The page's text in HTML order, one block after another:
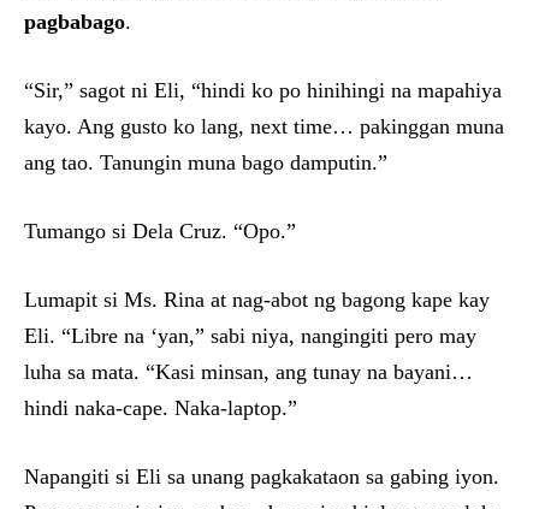
pagbabago.
“Sir,” sagot ni Eli, “hindi ko po hinihingi na mapahiya
kayo. Ang gusto ko lang, next time… pakinggan muna
ang tao. Tanungin muna bago damputin.”
Tumango si Dela Cruz. “Opo.”
Lumapit si Ms. Rina at nag-abot ng bagong kape kay
Eli. “Libre na ‘yan,” sabi niya, nangingiti pero may
luha sa mata. “Kasi minsan, ang tunay na bayani…
hindi naka-cape. Naka-laptop.”
Napangiti si Eli sa unang pagkakataon sa gabing iyon.